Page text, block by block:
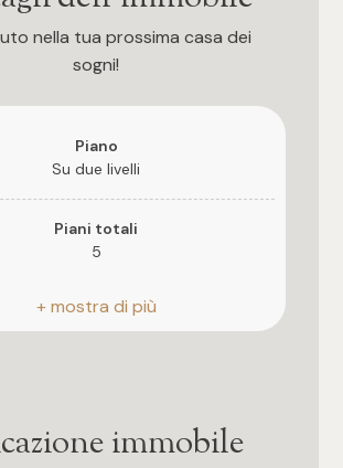
nella tua prossima casa dei
sogni!
Piano
Su due livelli
Piani totali
5
Riscaldamento
Autonomo
immobile